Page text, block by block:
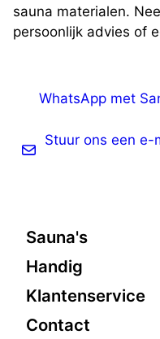
sauna materialen.
persoonlijk advies of
Stuur ons een e-
WhatsApp met
Sauna's
Handig
Klantenservice
Contact